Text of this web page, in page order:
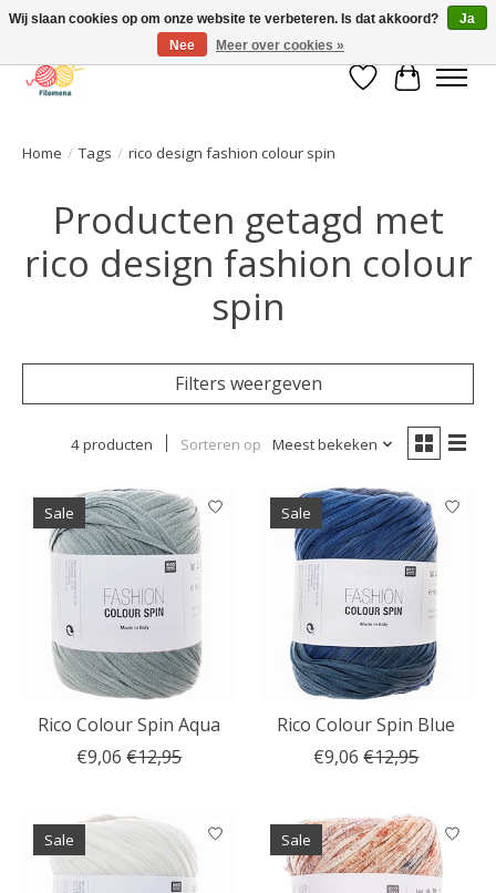
Verlanglijst
Home / Tags / rico design fashion colour spin
Producten getagd met
rico design fashion colour
spin
Filters weergeven
4 producten Sorteren op Meest bekeken
Sale
Rico Colour Spin Aqua
€9,06 €12,95
Sale
Rico Colour Spin Blue
€9,06 €12,95
Sale Sale
Wij slaan cookies op om onze website te verbeteren. Is dat akkoord?
Ja
Nee
Meer over cookies »